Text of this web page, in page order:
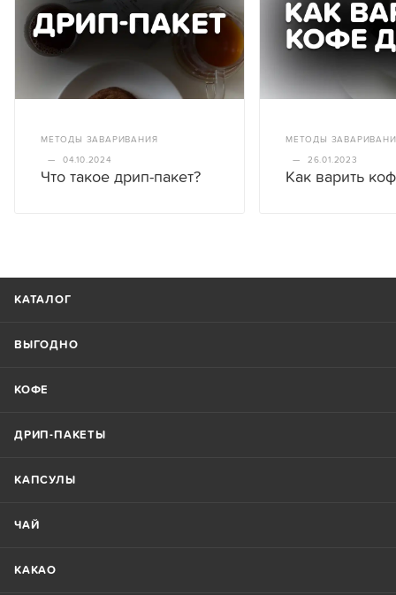
МЕТОДЫ ЗАВАРИВАНИЯ
— 04.10.2024
Что такое дрип-пакет?
МЕТОДЫ
— 26.01.2023
Как варить
КАТАЛОГ
ВЫГОДНО
КОФЕ
ДРИП-ПАКЕТЫ
КАПСУЛЫ
ЧАЙ
КАКАО